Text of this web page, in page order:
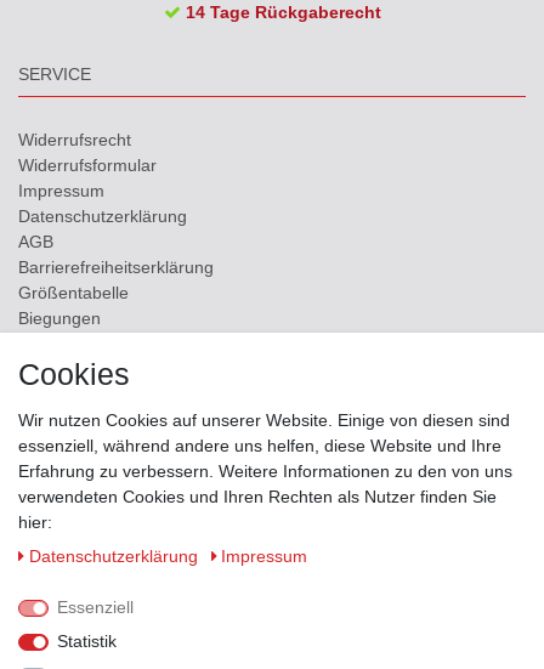
14 Tage Rückgaberecht
SERVICE
Widerrufs­recht
Widerrufs­formular
Impressum
Daten­schutz­erklärung
AGB
Barrierefreiheitserklärung
Größentabelle
Biegungen
Kontakt
ZAHLUNGSMÖGLICHKEITEN
Cookies
Wir nutzen Cookies auf unserer Website. Einige von diesen sind
essenziell, während andere uns helfen, diese Website und Ihre
Erfahrung zu verbessern. Weitere Informationen zu den von uns
verwendeten Cookies und Ihren Rechten als Nutzer finden Sie
hier:
Daten­schutz­erklärung
Impressum
Essenziell
Statistik